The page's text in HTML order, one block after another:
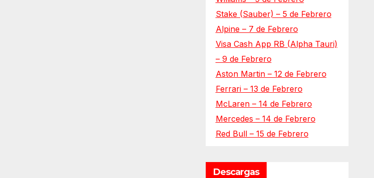
Stake (Sauber) – 5 de Febrero
Alpine – 7 de Febrero
Visa Cash App RB (Alpha Tauri)
– 9 de Febrero
Aston Martin – 12 de Febrero
Ferrari – 13 de Febrero
McLaren – 14 de Febrero
Mercedes – 14 de Febrero
Red Bull – 15 de Febrero
Descargas